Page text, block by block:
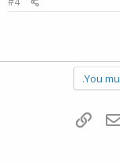
You
דואר אלקטרוני